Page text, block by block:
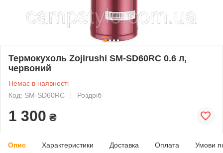
Термокухоль Zojirushi SM-SD60RC 0.6 л,
червоний
Немає в наявності
Код: SM-SD60RC
Роздріб
1 300 ₴
Опис Характеристики Доставка Оплата Умови